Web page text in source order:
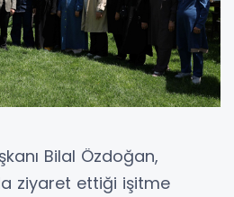
Bilal Özdoğan,
ziyaret ettiği işitme